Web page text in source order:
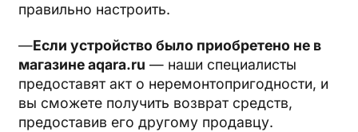
правильно настроить.
—Если устройство было приобретено не в
магазине aqara.ru — наши специалисты
предоставят акт о неремонтопригодности, и
вы сможете получить возврат средств,
предоставив его другому продавцу.